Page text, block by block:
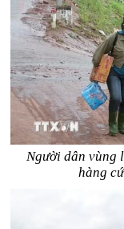
Người dân vùng
hàng